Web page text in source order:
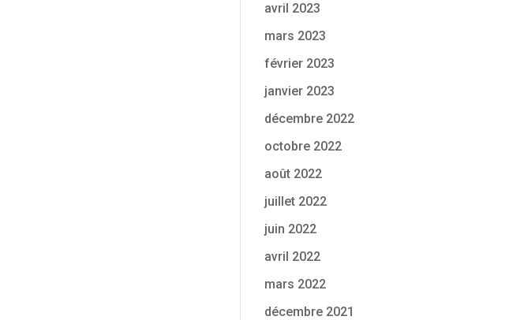
avril 2023
mars 2023
février 2023
janvier 2023
décembre 2022
octobre 2022
août 2022
juillet 2022
juin 2022
avril 2022
mars 2022
décembre 2021